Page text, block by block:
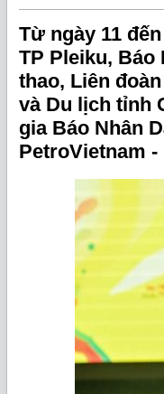
Từ ngày 11
TP Pleiku, Báo
thao, Liên
và Du lịch tỉnh
gia Báo Nhân
PetroVietnam -